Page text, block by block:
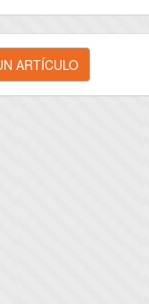
ARTÍCULO